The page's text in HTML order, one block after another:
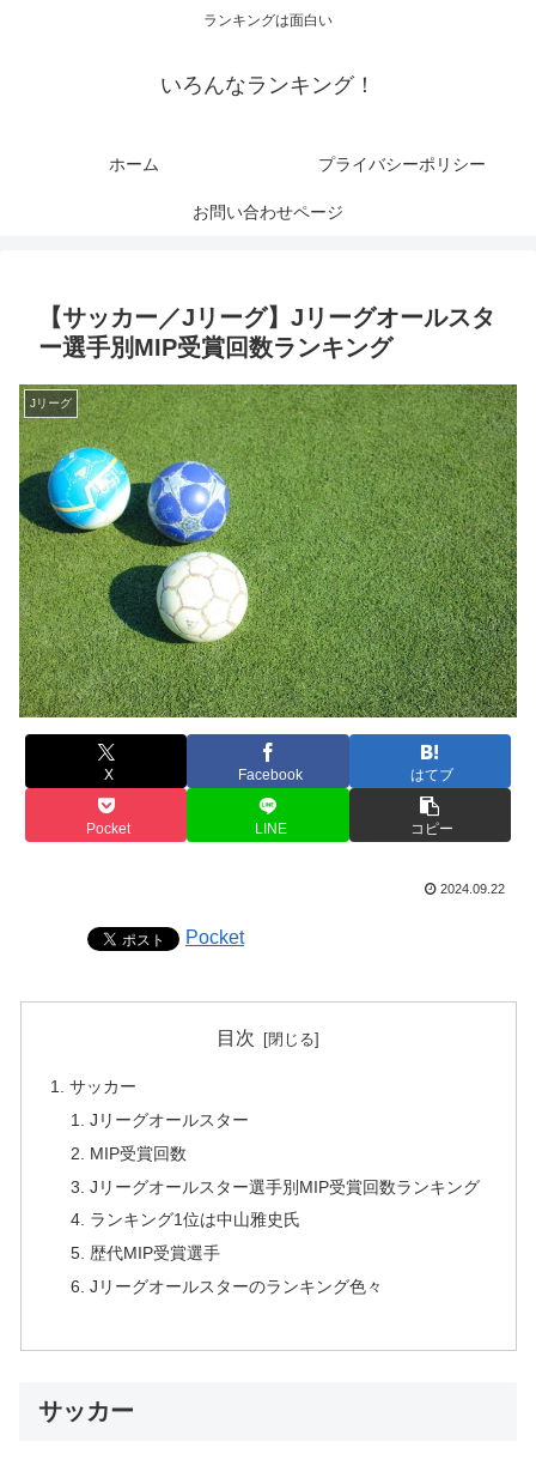
ランキングは面白い
いろんなランキング！
ホーム プライバシーポリシー
お問い合わせページ
【サッカー／Jリーグ】Jリーグオールスタ
ー選手別MIP受賞回数ランキング
Jリーグ
X Facebook はてブ
Pocket LINE コピー
2024.09.22
Pocket
目次
サッカー
Jリーグオールスター
MIP受賞回数
Jリーグオールスター選手別MIP受賞回数ランキング
ランキング1位は中山雅史氏
歴代MIP受賞選手
Jリーグオールスターのランキング色々
サッカー